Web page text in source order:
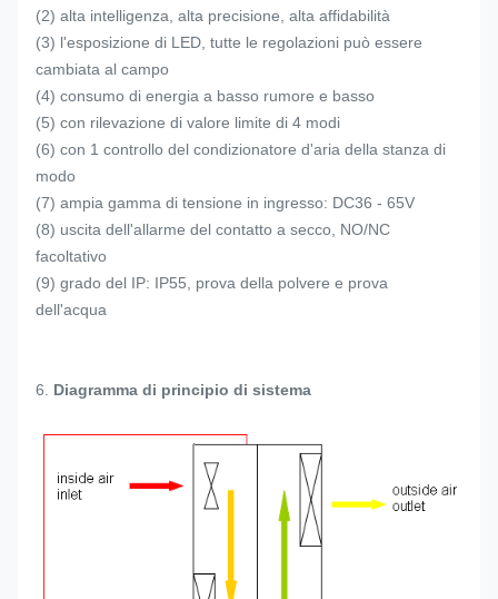
(2) alta intelligenza, alta precisione, alta affidabilità
(3) l'esposizione di LED, tutte le regolazioni può essere
cambiata al campo
(4) consumo di energia a basso rumore e basso
(5) con rilevazione di valore limite di 4 modi
(6) con 1 controllo del condizionatore d'aria della stanza di
modo
(7) ampia gamma di tensione in ingresso: DC36 - 65V
(8) uscita dell'allarme del contatto a secco, NO/NC
facoltativo
(9) grado del IP: IP55, prova della polvere e prova
dell'acqua
6. Diagramma di principio di sistema